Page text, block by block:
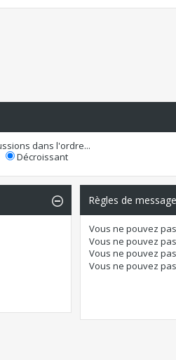
dans l'ordre...
Décroissant
Règles de
Vousne pouvez pas
Vousne pouvez pas
Vousne pouvez pas
Vousne pouvez pas